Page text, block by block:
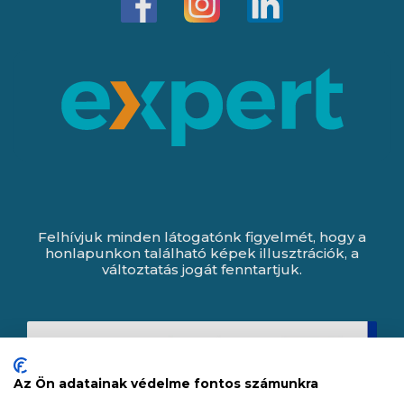
Felhívjuk minden látogatónk figyelmét, hogy a
honlapunkon található képek illusztrációk, a
változtatás jogát fenntartjuk.
Az Ön adatainak védelme fontos számunkra